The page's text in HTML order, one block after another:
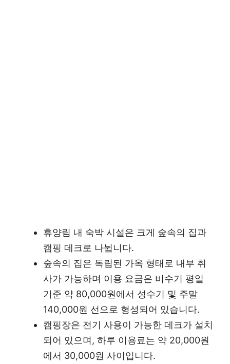
휴양림 내 숙박 시설은 크게 숲속의 집과
캠핑 데크로 나뉩니다.
숲속의 집은 독립된 가옥 형태로 내부 취
사가 가능하며 이용 요금은 비수기 평일
기준 약 80,000원에서 성수기 및 주말
140,000원 선으로 형성되어 있습니다.
캠핑장은 전기 사용이 가능한 데크가 설치
되어 있으며, 하루 이용료는 약 20,000원
에서 30,000원 사이입니다.